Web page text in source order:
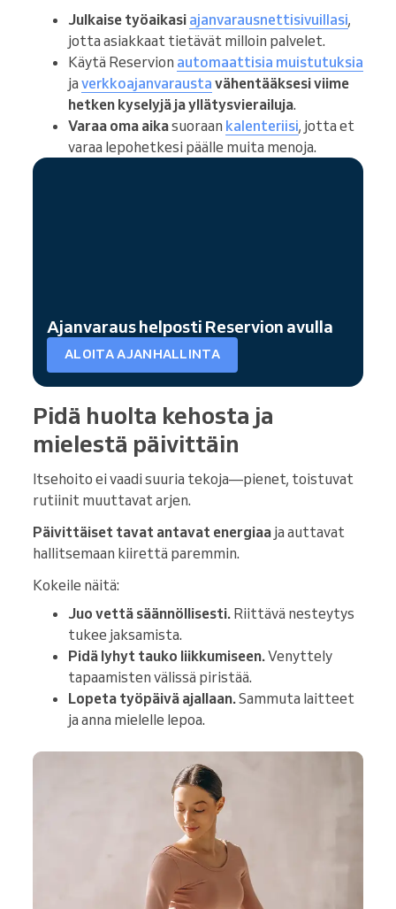
Julkaise työaikasi ajanvarausnettisivuillasi,
jotta asiakkaat tietävät milloin palvelet.
Käytä Reservion automaattisia muistutuksia
ja verkkoajanvarausta vähentääksesi viime
hetken kyselyjä ja yllätysvierailuja.
Varaa oma aikasuoraan kalenteriisi, jotta et
varaa lepohetkesi päälle muita menoja.
Ajanvaraus helposti Reservion avulla
ALOITA AJANHALLINTA
Pidä huolta kehosta ja
mielestä päivittäin
Itsehoito ei vaadi suuria tekoja—pienet, toistuvat
rutiinit muuttavat arjen.
Päivittäiset tavat antavat energiaa ja auttavat
hallitsemaan kiirettä paremmin.
Kokeile näitä:
Juo vettä säännöllisesti. Riittävä nesteytys
tukee jaksamista.
Pidä lyhyt tauko liikkumiseen.Venyttely
tapaamisten välissä piristää.
Lopeta työpäivä ajallaan.Sammuta laitteet
ja anna mielelle lepoa.